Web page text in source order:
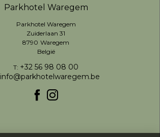
Parkhotel Waregem
Parkhotel Waregem
Zuiderlaan 31
8790 Waregem
België
T: +32 56 98 08 00
info@parkhotelwaregem.be